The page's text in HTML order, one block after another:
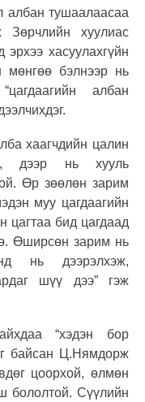
албан тушаалаасаа
Зөрчлийн хуулиас
эрхээ хасуулахгүйн
мөнгөө бэлнээр нь
албан
хаагчдийн цалин
дээр нь хууль
Өр зөөлөн зарим
муу цагдаагийн
цагтаа бид цагдаад
Өширсөн зарим нь
нь дээрэлхэж,
шүү дээ” гэж
“хэдэн бор
байсан Ц.Нямдорж
цоорхой, өлмөн
бололтой. Сүүлийн